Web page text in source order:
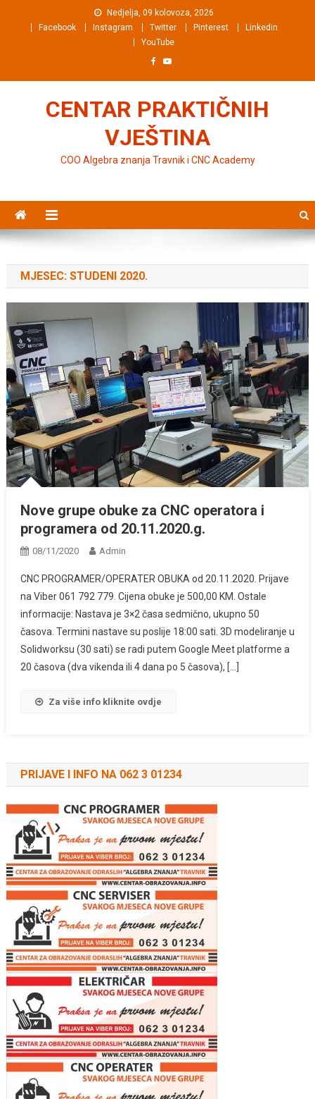
Preskočite na sadržaj
Nedjelja, 09 kolovoza, 2026
Facebook
Instagram Twitter Pinterest
Linkedin
YouTube
CENTAR PRAKTIČNIH
VJEŠTINA
COO Algebra znanja Travnik i CNC Academy
MJESEC: STUDENI 2020.
Nove grupe obuke za CNC operatora i
programera od 20.11.2020.g.
08/11/2020 Admin
CNC PROGRAMER/OPERATER OBUKA od 20.11.2020. Prijave
na Viber 061 792 779. Cijena obuke je 500,00 KM. Ostale
informacije: Nastava je 3×2 časa sedmično, ukupno 50
časova. Termini nastave su poslije 18:00 sati. 3D modeliranje u
Solidworksu (30 sati) se radi putem Google Meet platforme a
20 časova (dva vikenda ili 4 dana po 5 časova), […]
Za više info kliknite ovdje
PRIJAVE I INFO NA 062 3 01234